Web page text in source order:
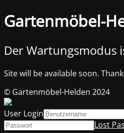
Gartenmöbel-
Der Wartungsmodus
Site will be available soon.
© Gartenmöbel-Helden 2024
User Login
Lost